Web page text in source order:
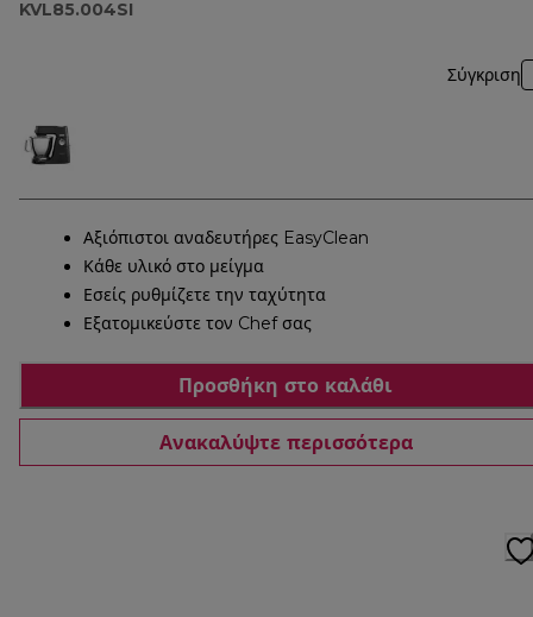
KVL85.004SI
Σύγκριση
Αξιόπιστοι αναδευτήρες EasyClean
Κάθε υλικό στο μείγμα
Εσείς ρυθμίζετε την ταχύτητα
Εξατομικεύστε τον Chef σας
Προσθήκη στο καλάθι
Ανακαλύψτε περισσότερα